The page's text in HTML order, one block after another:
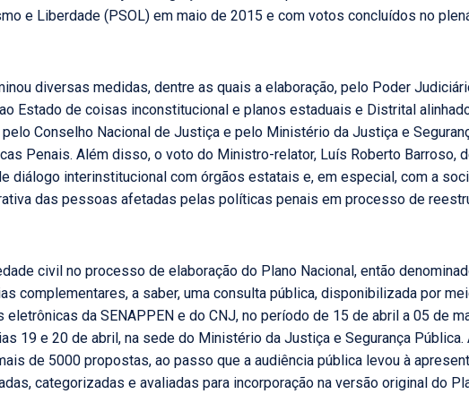
e Liberdade (PSOL) em maio de 2015 e com votos concluídos no
diversas medidas, dentre as quais a elaboração, pelo Poder
Estado de coisas inconstitucional e planos estaduais e Distrital
Conselho Nacional de Justiça e pelo Ministério da Justiça e
Penais. Além disso, o voto do Ministro-relator, Luís Roberto Barroso,
diálogo interinstitucional com órgãos estatais e, em especial, com a
das pessoas afetadas pelas políticas penais em processo de
civil no processo de elaboração do Plano Nacional, então
complementares, a saber, uma consulta pública, disponibilizada por
da SENAPPEN e do CNJ, no período de 15 de abril a 05 de
19 e 20 de abril, na sede do Ministério da Justiça e Segurança Pública.
de 5000 propostas, ao passo que a audiência pública levou à
categorizadas e avaliadas para incorporação na versão original do